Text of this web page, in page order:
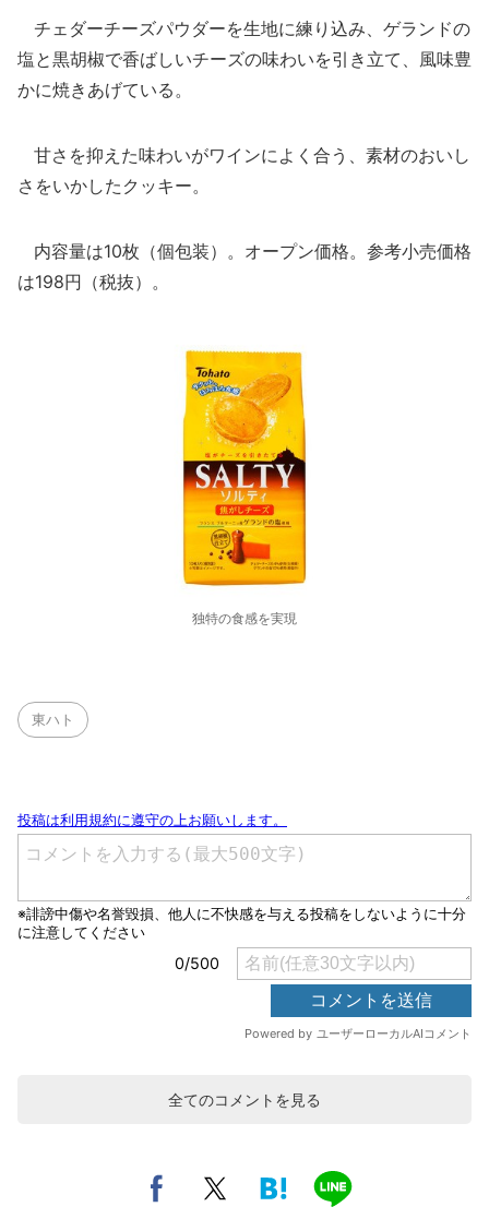
チェダーチーズパウダーを生地に練り込み、ゲランドの
塩と黒胡椒で香ばしいチーズの味わいを引き立て、風味豊
かに焼きあげている。
甘さを抑えた味わいがワインによく合う、素材のおいし
さをいかしたクッキー。
内容量は10枚（個包装）。オープン価格。参考小売価格
は198円（税抜）。
独特の食感を実現
東ハト
全てのコメントを見る